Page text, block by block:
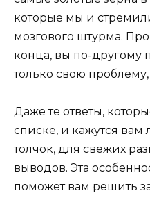
которые мы и
мозгового штурма.
конца, вы по-другому
только свою
Даже те ответы,
списке, и кажутся
толчок, для свежих
выводов. Эта
поможет вам решить